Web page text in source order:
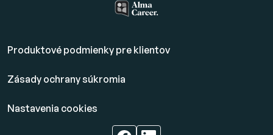
Produktové podmienky pre klientov
Zásady ochrany súkromia
Nastavenia cookies